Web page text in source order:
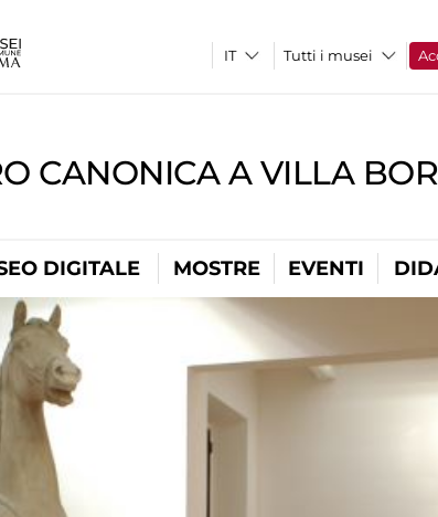
Tutti i musei
CANONICA A VILLA
DIGITALE MOSTRE EVENTI